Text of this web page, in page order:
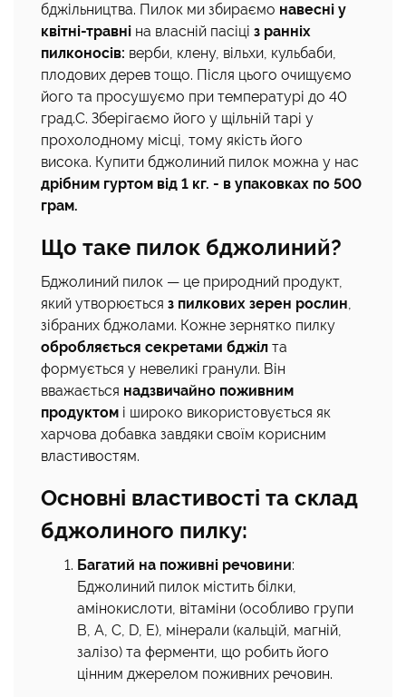
бджільництва. Пилок ми збираємо навесні у
квітні-травні на власній пасіці з ранніх
пилконосів: верби, клену, вільхи, кульбаби,
плодових дерев тощо. Після цього очищуємо
його та просушуємо при температурі до 40
град.С. Зберігаємо його у щільній тарі у
прохолодному місці, тому якість його
висока. Купити бджолиний пилок можна у нас
дрібним гуртом від 1 кг. - в упаковках по 500
грам.
Що таке пилок бджолиний?
Бджолиний пилок — це природний продукт,
який утворюється з пилкових зерен рослин,
зібраних бджолами. Кожне зернятко пилку
обробляється секретами бджіл та
формується у невеликі гранули. Він
вважається надзвичайно поживним
продуктом і широко використовується як
харчова добавка завдяки своїм корисним
властивостям.
Основні властивості та склад
бджолиного пилку:
Багатий на поживні речовини:
Бджолиний пилок містить білки,
амінокислоти, вітаміни (особливо групи
B, A, C, D, E), мінерали (кальцій, магній,
залізо) та ферменти, що робить його
цінним джерелом поживних речовин.